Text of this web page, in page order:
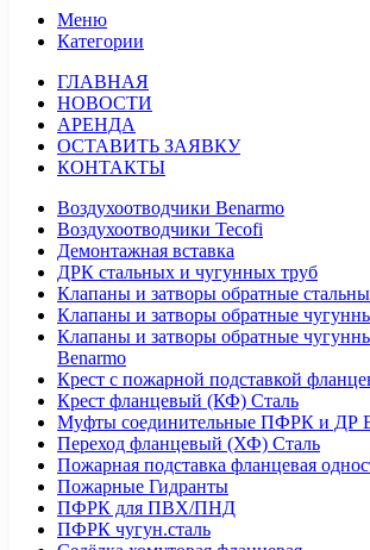
Меню
Категории
ГЛАВНАЯ
НОВОСТИ
АРЕНДА
ОСТАВИТЬ ЗАЯВКУ
КОНТАКТЫ
Воздухоотводчики Benarmo
Воздухоотводчики Tecofi
Демонтажная вставка
ДРК стальных и чугунных труб
Клапаны и затворы обратные
Клапаны и затворы обратные
Клапаны и затворы обратные
Benarmo
Крест с пожарной подставкой
Крест фланцевый (КФ) Сталь
Муфты соединительные ПФРК и ДР
Переход фланцевый (ХФ) Сталь
Пожарная подставка фланцевая
Пожарные Гидранты
ПФРК для ПВХ/ПНД
ПФРК чугун.сталь